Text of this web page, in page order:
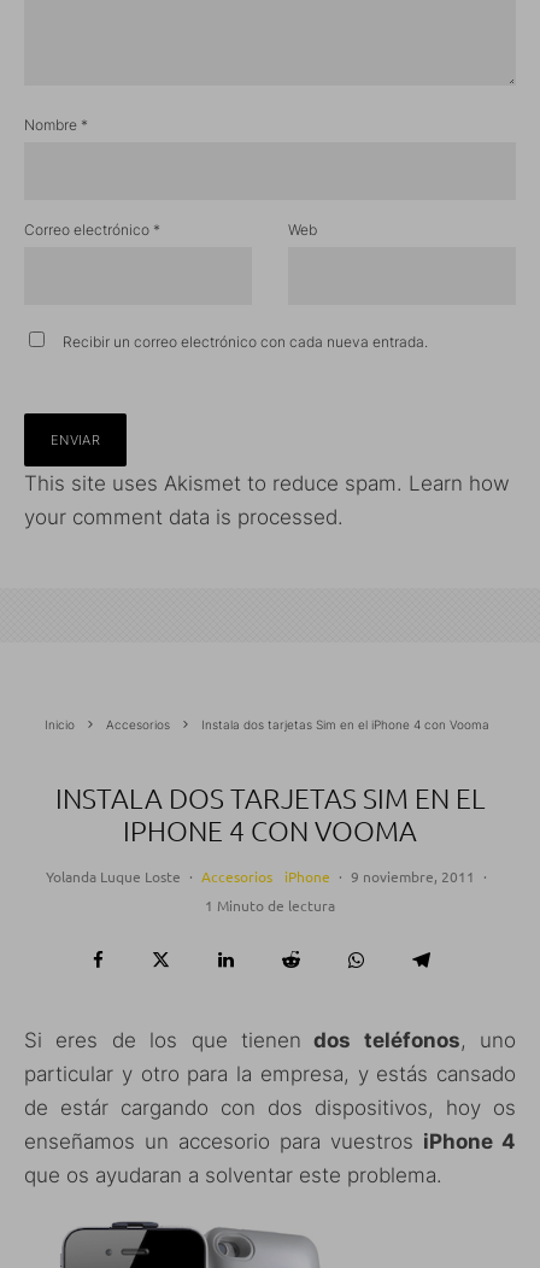
Nombre *
Correo electrónico * Web
Recibir un correo electrónico con cada nueva entrada.
This site uses Akismet to reduce spam. Learn how
your comment data is processed.
Inicio Accesorios Instala dos tarjetas Sim en el iPhone 4 con Vooma
INSTALA DOS TARJETAS SIM EN EL
IPHONE 4 CON VOOMA
Yolanda Luque Loste · Accesorios iPhone · 9 noviembre, 2011
·
1 Minuto de lectura
Si eres de los que tienen dos teléfonos, uno
particular y otro para la empresa, y estás cansado
de estár cargando con dos dispositivos, hoy os
enseñamos un accesorio para vuestros iPhone 4
que os ayudaran a solventar este problema.